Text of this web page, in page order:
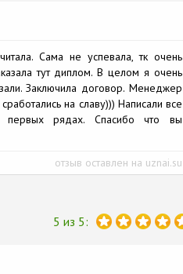
Сама не успевала, тк очень
тут диплом. В целом я очень
Заключила договор. Менеджер
на славу))) Написали все
рядах. Спасибо что вы
отзыв оставлен на uznai.su
5 из 5: